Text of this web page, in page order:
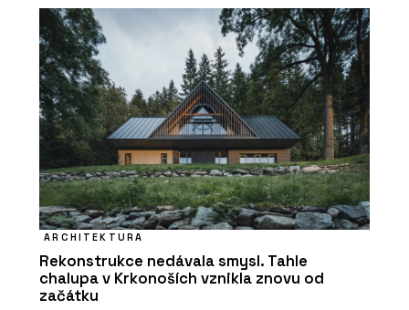
ARCHITEKTURA
Rekonstrukce nedávala smysl. Tahle
chalupa v Krkonoších vznikla znovu od
začátku